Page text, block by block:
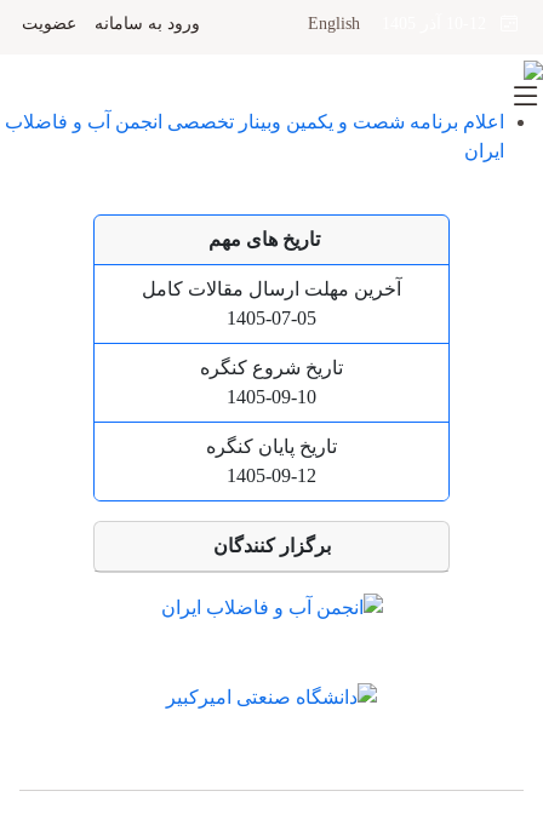
English ورود به سامانه عضویت
اعلام برنامه شصت و یکمین وبینار تخصصی انجمن آب و فاضلاب
ایران
تاریخ های مهم
آخرین مهلت ارسال مقالات کامل
1405-07-05
تاریخ شروع کنگره
1405-09-10
تاریخ پایان کنگره
1405-09-12
برگزار کنندگان